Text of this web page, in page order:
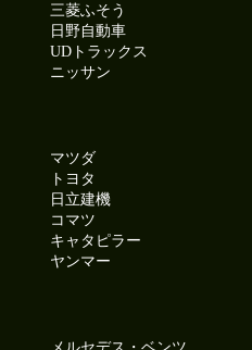
三菱ふそう
日野自動車
UDトラックス
ニッサン
マツダ
トヨタ
日立建機
コマツ
キャタピラー
ヤンマー